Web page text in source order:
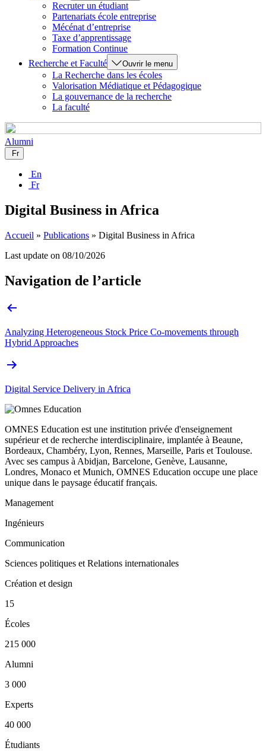
Recruter un étudiant
Partenariats école entreprise
Mécénat d’entreprise
Taxe d’apprentissage
Formation Continue
Recherche et Faculté
Ouvrir le menu
La Recherche dans les écoles
Valorisation Médiatique et Pédagogique
La gouvernance de la recherche
La faculté
Alumni
Fr
En
Fr
Digital Business in Africa
Accueil » Publications » Digital Business in Africa
Last update on 08/10/2026
Navigation de l’article
Analyzing Heterogeneous Stock Price Co-movements through
Hybrid Approaches
Digital Service Delivery in Africa
OMNES Education est une institution privée d'enseignement
supérieur et de recherche interdisciplinaire, implantée à Beaune,
Bordeaux, Chambéry, Lyon, Rennes, Marseille, Paris et Toulouse.
Avec ses campus à Abidjan, Barcelone, Genève, Lausanne,
Londres, Monaco et Munich, OMNES Education occupe une place
unique dans le paysage éducatif français.
Management
Ingénieurs
Communication
Sciences politiques et Relations internationales
Création et design
15
Écoles
215 000
Alumni
3 000
Experts
40 000
Étudiants